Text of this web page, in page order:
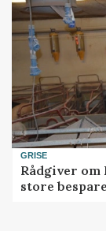
GRISE
Rådgiver om
store